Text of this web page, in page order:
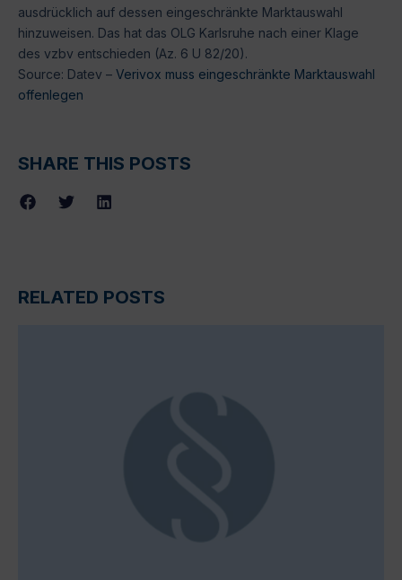
ausdrücklich auf dessen eingeschränkte Marktauswahl
hinzuweisen. Das hat das OLG Karlsruhe nach einer Klage
des vzbv entschieden (Az. 6 U 82/20).
Source: Datev – Verivox muss eingeschränkte Marktauswahl
offenlegen
SHARE THIS POSTS
RELATED POSTS